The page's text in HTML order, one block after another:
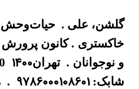
گلشن، علی . حیات‌وحش
خاکستری . کانون پرورش
و نوجوانان . تهران140070ص.
شابک:9786000108601
.